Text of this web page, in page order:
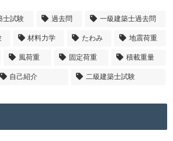
士試験 過去問 一級建築士過去問
材料力学 たわみ 地震荷重
風荷重 固定荷重 積載重量
自己紹介 二級建築士試験